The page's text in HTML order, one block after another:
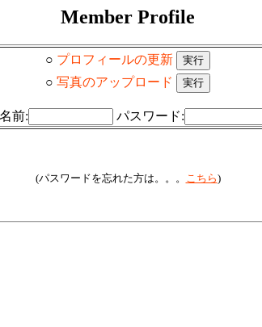
Member Profile
○ プロフィールの更新
○ 写真のアップロード
前: パスワード:
(パスワードを忘れた方は。。。 こちら)